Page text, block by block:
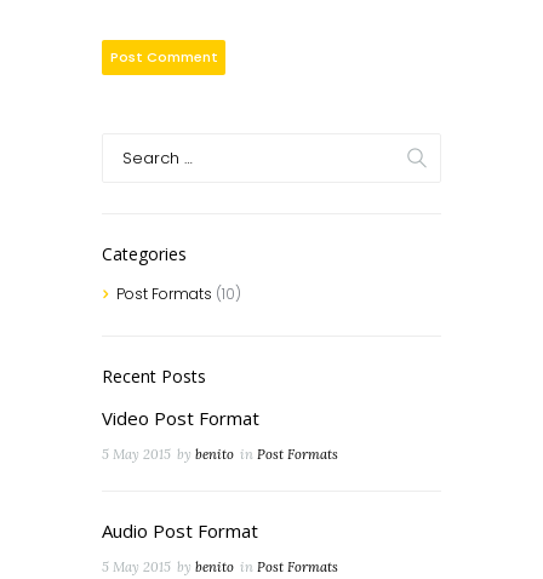
Categories
Post Formats (10)
Recent Posts
Video Post Format
5 May 2015 by benito in Post Formats
Audio Post Format
5 May 2015 by benito in Post Formats